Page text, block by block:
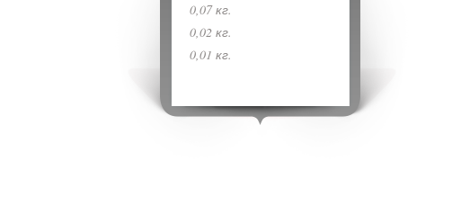
0,07 кг.
0,02 кг.
0,01 кг.